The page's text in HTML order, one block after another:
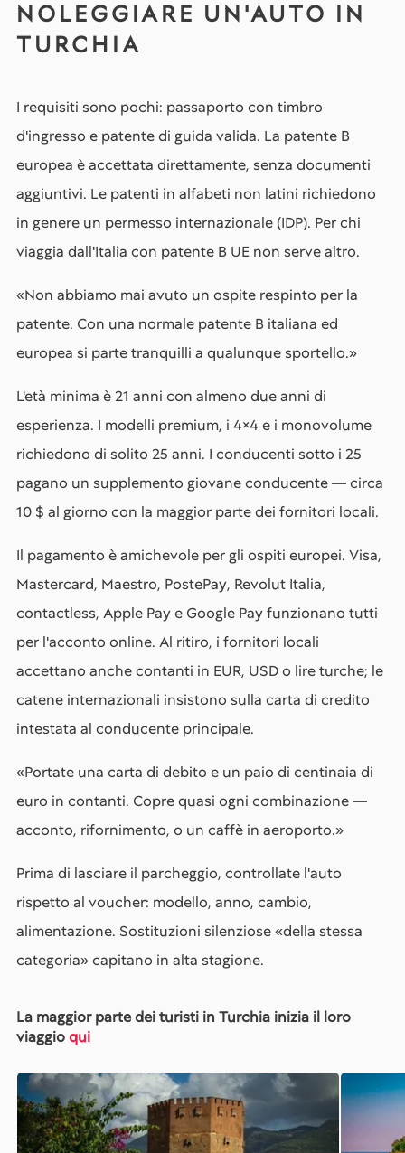
NOLEGGIARE UN'AUTO IN
TURCHIA
I requisiti sono pochi: passaporto con timbro
d'ingresso e patente di guida valida. La patente B
europea è accettata direttamente, senza documenti
aggiuntivi. Le patenti in alfabeti non latini richiedono
in genere un permesso internazionale (IDP). Per chi
viaggia dall'Italia con patente B UE non serve altro.
«Non abbiamo mai avuto un ospite respinto per la
patente. Con una normale patente B italiana ed
europea si parte tranquilli a qualunque sportello.»
L'età minima è 21 anni con almeno due anni di
esperienza. I modelli premium, i 4×4 e i monovolume
richiedono di solito 25 anni. I conducenti sotto i 25
pagano un supplemento giovane conducente — circa
10 $ al giorno con la maggior parte dei fornitori locali.
Il pagamento è amichevole per gli ospiti europei. Visa,
Mastercard, Maestro, PostePay, Revolut Italia,
contactless, Apple Pay e Google Pay funzionano tutti
per l'acconto online. Al ritiro, i fornitori locali
accettano anche contanti in EUR, USD o lire turche; le
catene internazionali insistono sulla carta di credito
intestata al conducente principale.
«Portate una carta di debito e un paio di centinaia di
euro in contanti. Copre quasi ogni combinazione —
acconto, rifornimento, o un caffè in aeroporto.»
Prima di lasciare il parcheggio, controllate l'auto
rispetto al voucher: modello, anno, cambio,
alimentazione. Sostituzioni silenziose «della stessa
categoria» capitano in alta stagione.
La maggior parte dei turisti in Turchia inizia il loro
viaggioqui